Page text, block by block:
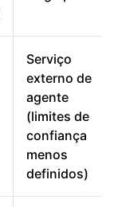
Serviço
externo de
agente
(limites de
confiança
menos
definidos)